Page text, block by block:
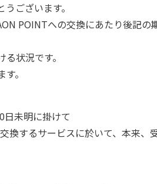
ございます。
POINTへの交換にあたり後記
状況です。
。
日未明に掛けて
換するサービスに於いて、本来